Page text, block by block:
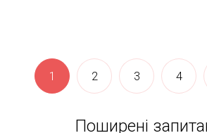
1 2 3 4
Поширені